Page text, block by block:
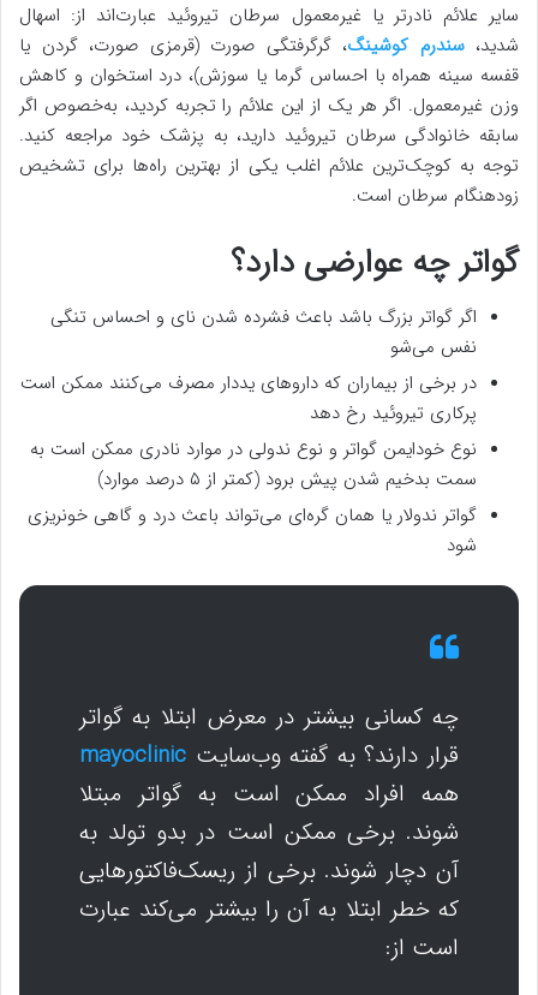
سایر علائم نادرتر یا غیرمعمول سرطان تیروئید عبارت‌اند از: اسهال
شدید،سندرم کوشینگ، گرگرفتگی صورت (قرمزی صورت، گردن یا
قفسه سینه همراه با احساس گرما یا سوزش)، درد استخوان و کاهش
وزن غیرمعمول. اگر هر یک از این علائم را تجربه کردید، به‌خصوص اگر
سابقه خانوادگی سرطان تیروئید دارید، به پزشک خود مراجعه کنید.
توجه به کوچک‌ترین علائم اغلب یکی از بهترین راه‌ها برای تشخیص
زودهنگام سرطان است.
گواتر چه عوارضی دارد؟
اگر گواتر بزرگ باشد باعث فشرده شدن نای و احساس تنگی
نفس می‌شو
در برخی از بیماران که داروهای یددار مصرف می‌کنند ممکن است
پرکاری تیروئید رخ دهد
نوع خودایمن گواتر و نوع ندولی در موارد نادری ممکن است به
سمت بدخیم شدن پیش برود (کمتر از ۵ درصد موارد)
گواتر ندولار یا همان گره‌ای می‌تواند باعث درد و گاهی خونریزی
شود
چه کسانی بیشتر در معرض ابتلا به گواتر
قرار دارند؟ به گفته وب‌سایت mayoclinic
همه افراد ممکن است به گواتر مبتلا
شوند. برخی ممکن است در بدو تولد به
آن دچار شوند. برخی از ریسک‌فاکتورهایی
که خطر ابتلا به آن را بیشتر می‌کند عبارت
است از: